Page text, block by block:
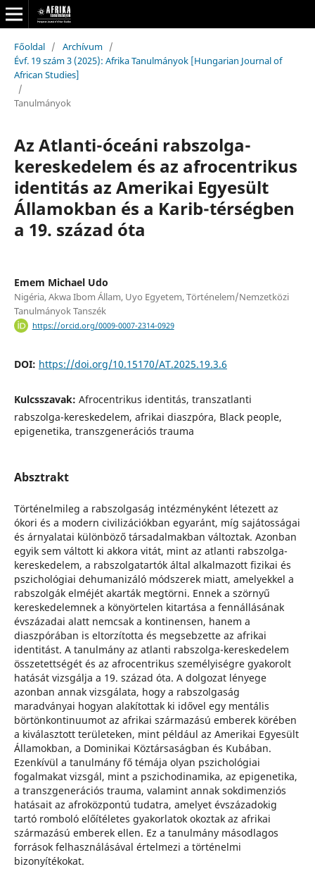
Főoldal / Archívum /
Évf. 19 szám 3 (2025): Afrika Tanulmányok [Hungarian Journal of
African Studies]
/
Tanulmányok
Az Atlanti-óceáni rabszolga-
kereskedelem és az afrocentrikus
identitás az Amerikai Egyesült
Államokban és a Karib-térségben
a 19. század óta
Emem Michael Udo
Nigéria, Akwa Ibom Állam, Uyo Egyetem, Történelem/Nemzetközi
Tanulmányok Tanszék
https://orcid.org/0009-0007-2314-0929
DOI: https://doi.org/10.15170/AT.2025.19.3.6
Kulcsszavak: Afrocentrikus identitás, transzatlanti
rabszolga-kereskedelem, afrikai diaszpóra, Black people,
epigenetika, transzgenerációs trauma
Absztrakt
Történelmileg a rabszolgaság intézményként létezett az
ókori és a modern civilizációkban egyaránt, míg sajátosságai
és árnyalatai különböző társadalmakban változtak. Azonban
egyik sem váltott ki akkora vitát, mint az atlanti rabszolga-
kereskedelem, a rabszolgatartók által alkalmazott fizikai és
pszichológiai dehumanizáló módszerek miatt, amelyekkel a
rabszolgák elméjét akarták megtörni. Ennek a szörnyű
kereskedelemnek a könyörtelen kitartása a fennállásának
évszázadai alatt nemcsak a kontinensen, hanem a
diaszpórában is eltorzította és megsebzette az afrikai
identitást. A tanulmány az atlanti rabszolga-kereskedelem
összetettségét és az afrocentrikus személyiségre gyakorolt
hatását vizsgálja a 19. század óta. A dolgozat lényege
azonban annak vizsgálata, hogy a rabszolgaság
maradványai hogyan alakítottak ki idővel egy mentális
börtönkontinuumot az afrikai származású emberek körében
a kiválasztott területeken, mint például az Amerikai Egyesült
Államokban, a Dominikai Köztársaságban és Kubában.
Ezenkívül a tanulmány fő témája olyan pszichológiai
fogalmakat vizsgál, mint a pszichodinamika, az epigenetika,
a transzgenerációs trauma, valamint annak sokdimenziós
hatásait az afroközpontú tudatra, amelyet évszázadokig
tartó romboló előítéletes gyakorlatok okoztak az afrikai
származású emberek ellen. Ez a tanulmány másodlagos
források felhasználásával értelmezi a történelmi
bizonyítékokat.